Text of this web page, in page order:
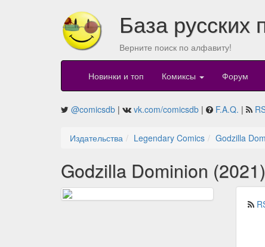
База русских
Верните поиск по алфавиту!
Новинки и топ Комиксы Форум
@comicsdb | vk.com/comicsdb | F.A.Q. |
Издательства Legendary Comics Godzilla
Godzilla Dominion